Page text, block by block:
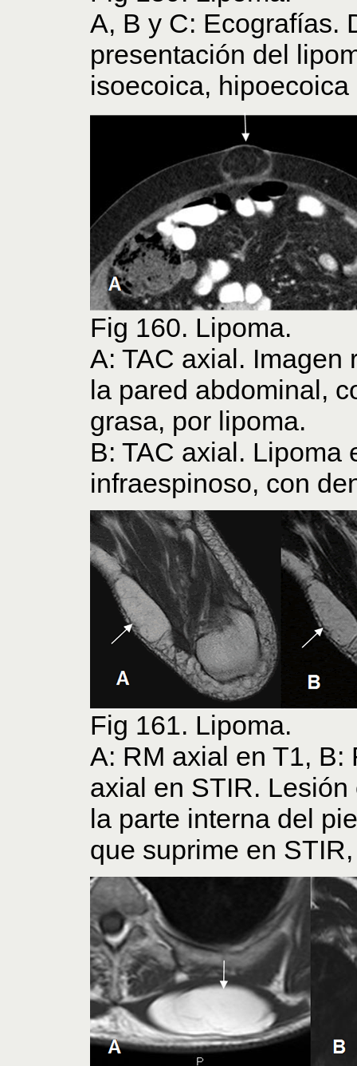
A, B y C: Ecografías.
presentación del
isoecoica,
Fig 160. Lipoma.
A: TAC axial. Imagen
la pared abdominal,
grasa, por lipoma.
B: TAC axial. Lipoma
infraespinoso, con
Fig 161. Lipoma.
A: RM axial en T1, B:
axial en STIR.
la parte interna del
que suprime en